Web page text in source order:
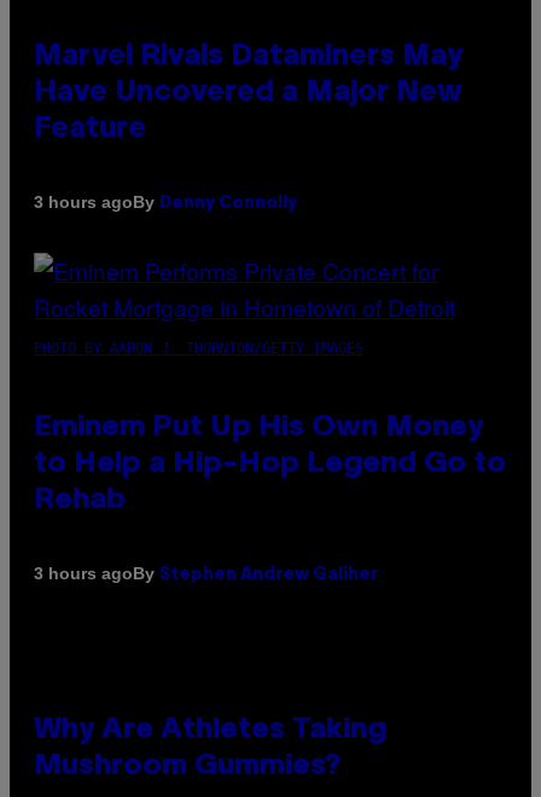
Marvel Rivals Dataminers May
Have Uncovered a Major New
Feature
3 hours agoBy Denny Connolly
PHOTO BY AARON J. THORNTON/GETTY IMAGES
Eminem Put Up His Own Money
to Help a Hip-Hop Legend Go to
Rehab
3 hours agoBy Stephen Andrew Galiher
Why Are Athletes Taking
Mushroom Gummies?